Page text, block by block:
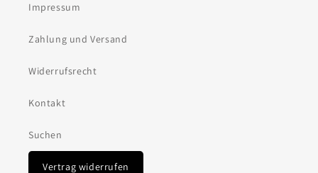
Impressum
Zahlung und Versand
Widerrufsrecht
Kontakt
Suchen
Vertrag widerrufen